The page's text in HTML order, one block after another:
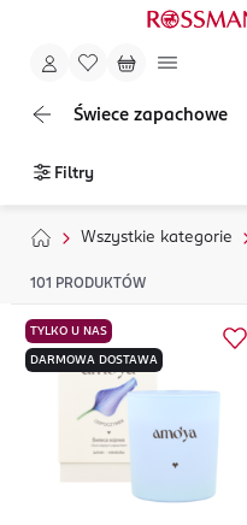
Świece zapachowe
Filtry
Wszystkie kategorie
101 PRODUKTÓW
TYLKO U NAS
DARMOWA DOSTAWA